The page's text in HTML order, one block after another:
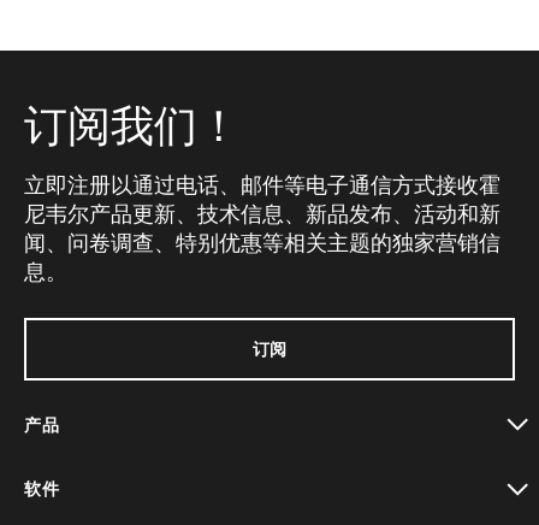
订阅我们！
立即注册以通过电话、邮件等电子通信方式接收霍
尼韦尔产品更新、技术信息、新品发布、活动和新
闻、问卷调查、特别优惠等相关主题的独家营销信
息。
订阅
产品
软件